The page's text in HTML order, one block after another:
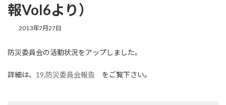
報Vol6より）
2013年7月27日
防災委員会の活動状況をアップしました。
詳細は、 19.防災委員会報告 をご覧下さい。